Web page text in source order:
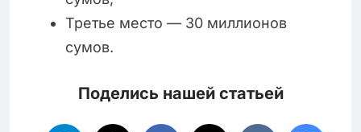
Третье место — 30 миллионов
сумов.
Поделись нашей статьей